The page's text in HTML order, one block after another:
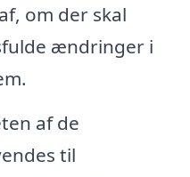
om der skal
ændringer i
af de
til